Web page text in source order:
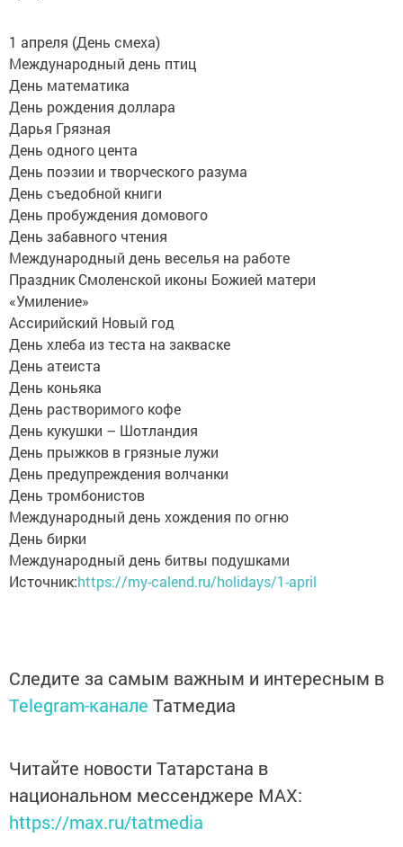
1 апреля (День смеха)
Международный день птиц
День математика
День рождения доллара
Дарья Грязная
День одного цента
День поэзии и творческого разума
День съедобной книги
День пробуждения домового
День забавного чтения
Международный день веселья на работе
Праздник Смоленской иконы Божией матери
«Умиление»
Ассирийский Новый год
День хлеба из теста на закваске
День атеиста
День коньяка
День растворимого кофе
День кукушки – Шотландия
День прыжков в грязные лужи
День предупреждения волчанки
День тромбонистов
Международный день хождения по огню
День бирки
Международный день битвы подушками
Источник:https://my-calend.ru/holidays/1-april
Следите за самым важным и интересным в
Telegram-канале Татмедиа
Читайте новости Татарстана в
национальном мессенджере MАХ:
https://max.ru/tatmedia